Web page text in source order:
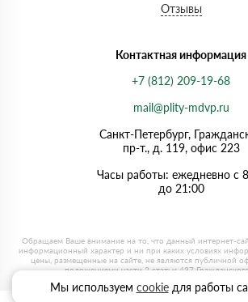
Отзывы
Контактная информация
+7 (812) 209-19-68
mail@plity-mdvp.ru
Санкт-Петербург,
пр-т., д. 119, офис 223
Часы работы: ежедневно с
до 21:00
Мы используем cookieдля работы